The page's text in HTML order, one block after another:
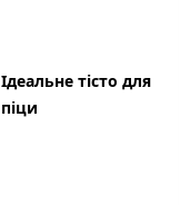
Ідеальне тісто для
піци